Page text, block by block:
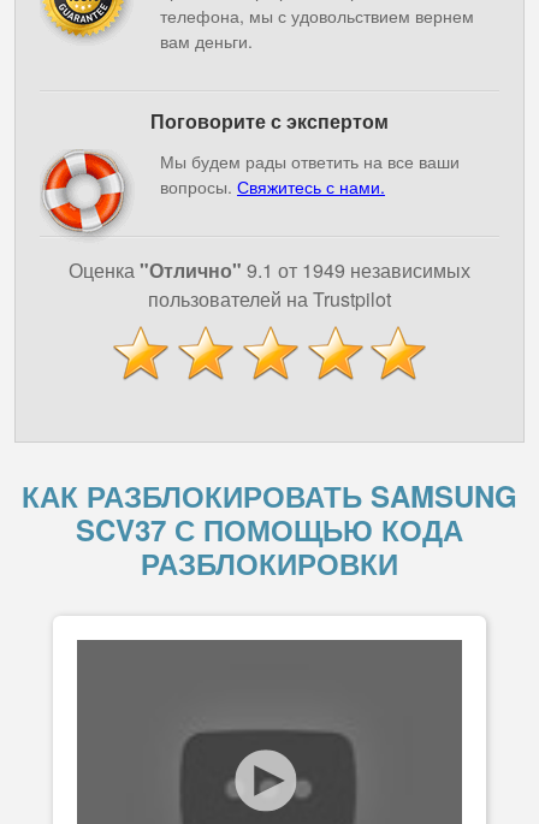
телефона, мы с удовольствием вернем
вам деньги.
Поговорите с экспертом
Мы будем рады ответить на все ваши
вопросы. Свяжитесь с нами.
Оценка"Отлично" 9.1 от 1949 независимых
пользователей на Trustpilot
КАК РАЗБЛОКИРОВАТЬ SAMSUNG
SCV37 С ПОМОЩЬЮ КОДА
РАЗБЛОКИРОВКИ